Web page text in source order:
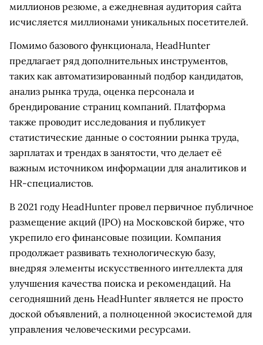
миллионов резюме, а ежедневная аудитория сайта
исчисляется миллионами уникальных посетителей.
Помимо базового функционала, HeadHunter
предлагает ряд дополнительных инструментов,
таких как автоматизированный подбор кандидатов,
анализ рынка труда, оценка персонала и
брендирование страниц компаний. Платформа
также проводит исследования и публикует
статистические данные о состоянии рынка труда,
зарплатах и трендах в занятости, что делает её
важным источником информации для аналитиков и
HR-специалистов.
В 2021 году HeadHunter провел первичное публичное
размещение акций (IPO) на Московской бирже, что
укрепило его финансовые позиции. Компания
продолжает развивать технологическую базу,
внедряя элементы искусственного интеллекта для
улучшения качества поиска и рекомендаций. На
сегодняшний день HeadHunter является не просто
доской объявлений, а полноценной экосистемой для
управления человеческими ресурсами.